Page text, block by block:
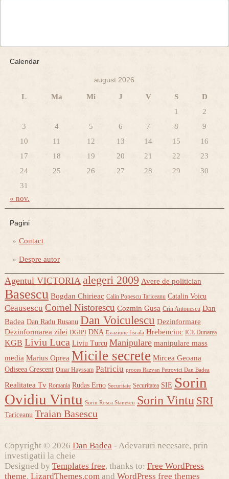
Calendar
august 2026
L Ma Mi J V S
D
1
2
3
4 5 6 7 8
9
10
11 12 13 14 15
16
17
18 19 20 21 22
23
24
25 26 27 28 29
30
31
« nov.
Pagini
Contact
Despre autor
Agentul VICTORIA alegeri 2009 Avere de politician
Basescu Bogdan Chirieac Calin Popescu Tariceanu Catalin Voicu
Ceausescu Cornel Nistorescu Cozmin Gusa Crin Antonescu Dan
Badea Dan Radu Rusanu Dan Voiculescu Dezinformare
Dezinformarea zilei DGIPI DNA Evaziune fiscala Hrebenciuc ICE Dunarea
KGB Liviu Luca Liviu Turcu Manipulare manipulare mass
media Marius Oprea Micile secrete Mircea Geoana
Odiseea Crescent Omar Hayssam Patriciu proces Razvan Petrovici Dan Badea
Realitatea Tv Romania Rudas Erno Securitate Securitatea SIE Sorin
Ovidiu Vintu Sorin Rosca Stanescu Sorin Vintu SRI
Tariceanu Traian Basescu
Copyright © 2026 Dan Badea - Adevaruri necesare, prin
investigatii la cheie
Designed by Templates free, thanks to: Free WordPress
theme, LizardThemes.comand WordPress free themes